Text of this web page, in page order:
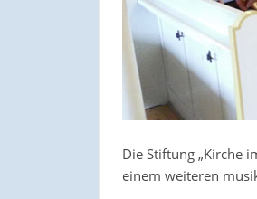
Die Stiftung „Kirche
einem weiteren